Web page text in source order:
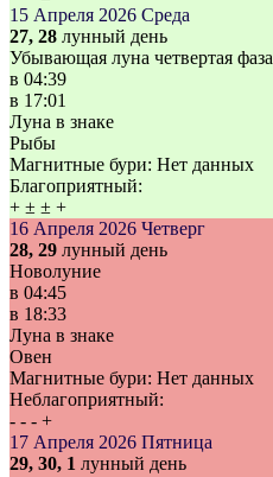
15 Апреля 2026 Среда
27, 28 лунный день
Убывающая луна четвертая фаза
в 04:39
в 17:01
Луна в знаке
Рыбы
Магнитные бури: Нет данных
Благоприятный:
+ ± ± +
16 Апреля 2026 Четверг
28, 29 лунный день
Новолуние
в 04:45
в 18:33
Луна в знаке
Овен
Магнитные бури: Нет данных
Неблагоприятный:
- - - +
17 Апреля 2026 Пятница
29, 30, 1 лунный день